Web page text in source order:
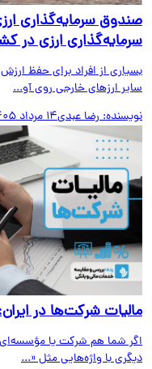
سرمایه‌گذاری ارزی
ارزی در کشور
از افراد برای حفظ ارزش
ارزهای خارجی روی آو...
رضا عبدی14 مرداد 1405
شرکت‌ها در ایران:
شما هم شرکت یا مؤسسه‌ای ثبت
با واژه‌هایی مثل «...